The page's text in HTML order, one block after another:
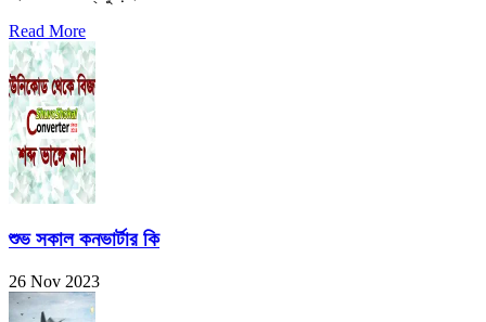
Read More
শুভ সকাল কনভার্টার কি
26 Nov 2023